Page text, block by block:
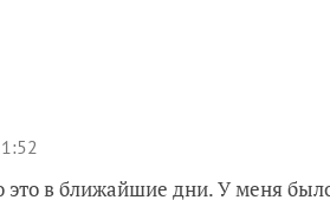
в ближайшие дни. У меня